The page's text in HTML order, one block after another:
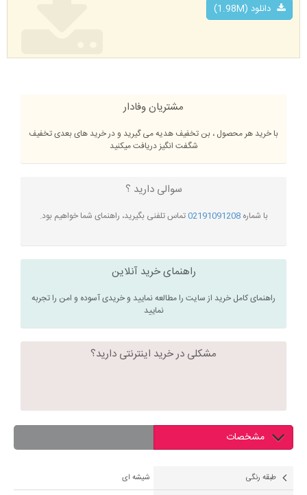
دانلود (1.98M)
مشتریان وفادار
با خرید هر محصول ، بن تخفیف هدیه می گیرید و در خرید های بعدی تخفیف
شگفت انگیز دریافت میکنید
سوالی دارید ؟
با شماره02191091208تماس تلفنی بگیرید، راهنمای شما خواهیم بود.
راهنمای خرید آنلاین
راهنمای کامل خرید از سایت را مطالعه نمایید و خریدی آسوده و امن را تجربه
نمایید
مشکلی در خرید اینترنتی دارید؟
مشخصات
طبقه رنگی شیشه ای